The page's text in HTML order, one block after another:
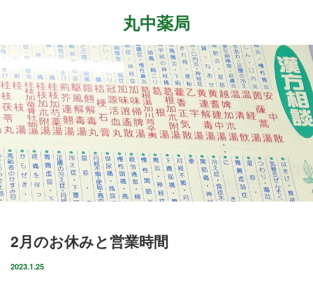
丸中薬局
2月のお休みと営業時間
2023.1.25
Menu
ホーム
症状改善事例
取扱商品
ブログ
最近の記事
2026.7.27
先日、『最新の癌治療法と冬虫夏草』という勉
強会に参加して参りました。多方面から様々な
2026.6.18
気がつけばもう6月も後半に差し掛かっていま